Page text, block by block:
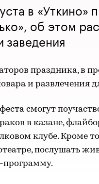
в «Уткино»
об этом
заведения
праздника, в
и развлечения
смогут
в казане,
клубе. Кроме
послушать